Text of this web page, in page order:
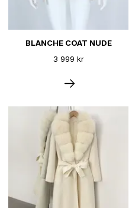
BLANCHE COAT NUDE
3 999 kr